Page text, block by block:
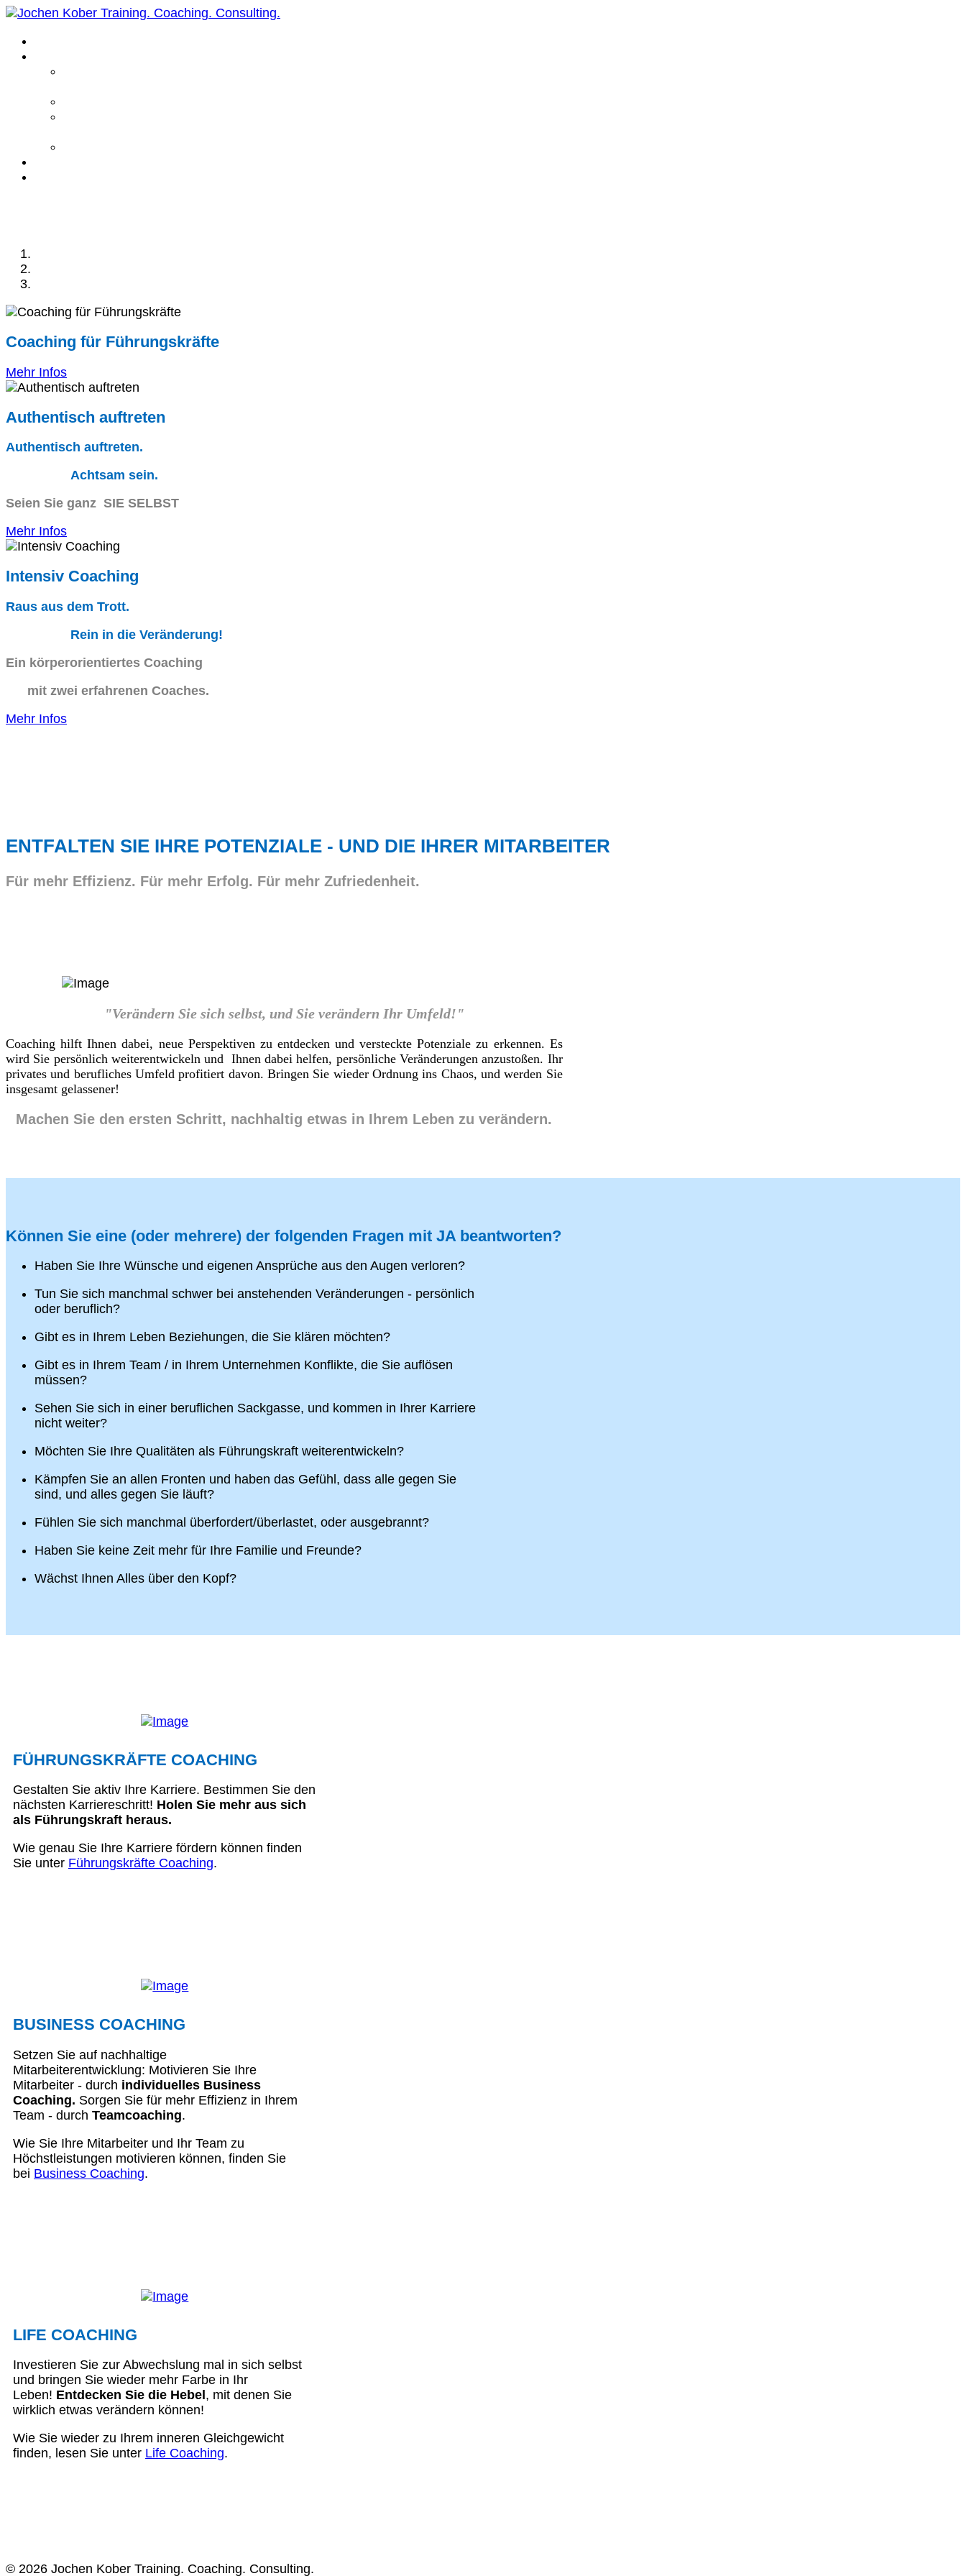
Coaching für Führungskräfte
Mehr Infos
Authentisch auftreten
Authentisch auftreten.
Achtsam sein.
Seien Sie ganz SIE SELBST
Mehr Infos
Intensiv Coaching
Raus aus dem Trott.
Rein in die Veränderung!
Ein körperorientiertes Coaching
mit zwei erfahrenen Coaches.
Mehr Infos
ENTFALTEN SIE IHRE POTENZIALE - UND DIE IHRER MITARBEITER
Für mehr Effizienz. Für mehr Erfolg. Für mehr Zufriedenheit.
"Verändern Sie sich selbst, und Sie verändern Ihr Umfeld!"
Coaching hilft Ihnen dabei, neue Perspektiven zu entdecken und versteckte Potenziale zu erkennen. Es
wird Sie persönlich weiterentwickeln und Ihnen dabei helfen, persönliche Veränderungen anzustoßen. Ihr
privates und berufliches Umfeld profitiert davon. Bringen Sie wieder Ordnung ins Chaos, und werden Sie
insgesamt gelassener!
Machen Sie den ersten Schritt, nachhaltig etwas in Ihrem Leben zu verändern.
Können Sie eine (oder mehrere) der folgenden Fragen mit JA beantworten?
Haben Sie Ihre Wünsche und eigenen Ansprüche aus den Augen verloren?
Tun Sie sich manchmal schwer bei anstehenden Veränderungen - persönlich
oder beruflich?
Gibt es in Ihrem Leben Beziehungen, die Sie klären möchten?
Gibt es in Ihrem Team / in Ihrem Unternehmen Konflikte, die Sie auflösen
müssen?
Sehen Sie sich in einer beruflichen Sackgasse, und kommen in Ihrer Karriere
nicht weiter?
Möchten Sie Ihre Qualitäten als Führungskraft weiterentwickeln?
Kämpfen Sie an allen Fronten und haben das Gefühl, dass alle gegen Sie
sind, und alles gegen Sie läuft?
Fühlen Sie sich manchmal überfordert/überlastet, oder ausgebrannt?
Haben Sie keine Zeit mehr für Ihre Familie und Freunde?
Wächst Ihnen Alles über den Kopf?
FÜHRUNGSKRÄFTE COACHING
Gestalten Sie aktiv Ihre Karriere. Bestimmen Sie den
nächsten Karriereschritt! Holen Sie mehr aus sich
als Führungskraft heraus.
Wie genau Sie Ihre Karriere fördern können finden
Sie unter Führungskräfte Coaching.
BUSINESS COACHING
Setzen Sie auf nachhaltige
Mitarbeiterentwicklung: Motivieren Sie Ihre
Mitarbeiter - durch individuelles Business
Coaching. Sorgen Sie für mehr Effizienz in Ihrem
Team - durch Teamcoaching.
Wie Sie Ihre Mitarbeiter und Ihr Team zu
Höchstleistungen motivieren können, finden Sie
bei Business Coaching.
LIFE COACHING
Investieren Sie zur Abwechslung mal in sich selbst
und bringen Sie wieder mehr Farbe in Ihr
Leben! Entdecken Sie die Hebel, mit denen Sie
wirklich etwas verändern können!
Wie Sie wieder zu Ihrem inneren Gleichgewicht
finden, lesen Sie unter Life Coaching.
© 2026 Jochen Kober Training. Coaching. Consulting.